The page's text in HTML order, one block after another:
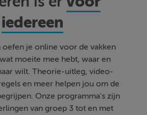
iedereen
oefen je online voor de vakken
moeite mee hebt, waar en
wilt. Theorie-uitleg, video-
en meer helpen jou om de
Onze programma's zijn
van groep 3 tot en met